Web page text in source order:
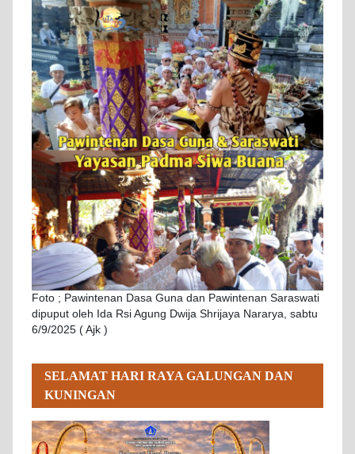
Foto ; Pawintenan Dasa Guna dan Pawintenan Saraswati
dipuput oleh Ida Rsi Agung Dwija Shrijaya Nararya, sabtu
6/9/2025 ( Ajk )
SELAMAT HARI RAYA GALUNGAN DAN
KUNINGAN